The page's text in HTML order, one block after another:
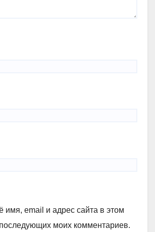
имя, email и адрес сайта в этом
моих комментариев.